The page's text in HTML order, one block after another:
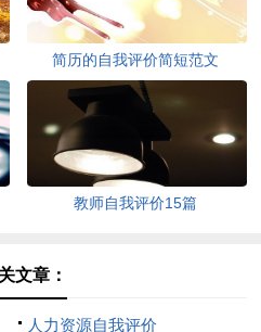
简历的自我评价简短范文
教师自我评价15篇
文章：
人力资源自我评价